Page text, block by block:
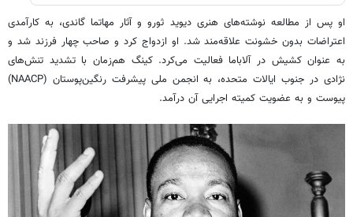
او پس از مطالعه نوشته‌های هنری دیوید ثورو و آثار مهاتما گاندی، به کارآمدی
اعتراضات بدون خشونت علاقه‌مند شد. او ازدواج کرد و صاحب چهار فرزند شد و
به‌ عنوان کشیش در آلاباما فعالیت می‌کرد. کینگ هم‌زمان با تشدید تنش‌های
نژادی در جنوب ایالات متحده، به انجمن ملی پیشرفت رنگین‌پوستان (NAACP)
پیوست و به عضویت کمیته اجرایی آن درآمد.